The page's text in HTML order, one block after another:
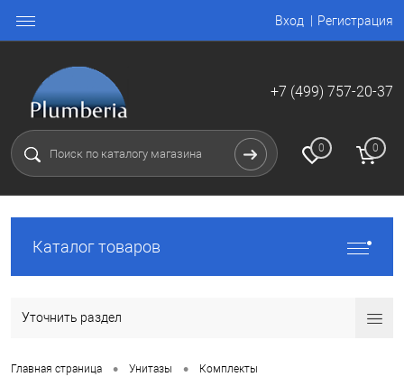
Вход Регистрация
+7 (499) 757-20-37
0 0
Каталог товаров
Уточнить раздел
Главная страница • Унитазы • Комплекты